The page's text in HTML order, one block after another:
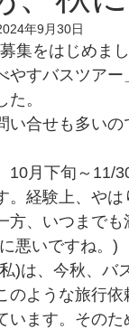
年9月30日
集をはじめま
やすバスツア
た。
い合せも多い
10月下旬～11/
。経験上、や
方、いつまで
悪いですね。)
)は、今秋、バ
のような旅行
います。その